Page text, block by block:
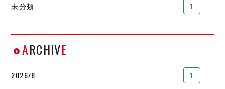
未分類 1
ARCHIVE
2026/8 1